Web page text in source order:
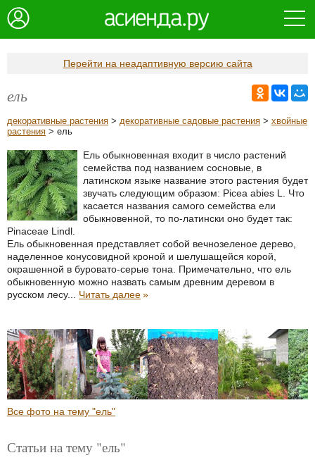
Перейти на неадаптивную версию сайта
ель
декоративные растения > декоративные садовые растения > хвойные
растения > ель
Ель обыкновенная входит в число растений
семейства под названием сосновые, в
латинском языке название этого растения будет
звучать следующим образом: Picea abies L. Что
касается названия самого семейства ели
обыкновенной, то по-латински оно будет так:
Pinaceae Lindl.
Ель обыкновенная представляет собой вечнозеленое дерево,
наделенное конусовидной кроной и шелушащейся корой,
окрашенной в буровато-серые тона. Примечательно, что ель
обыкновенную можно назвать самым древним деревом в
русском лесу... Читать далее»
Все фото на тему "ель"
Статьи на тему "ель"